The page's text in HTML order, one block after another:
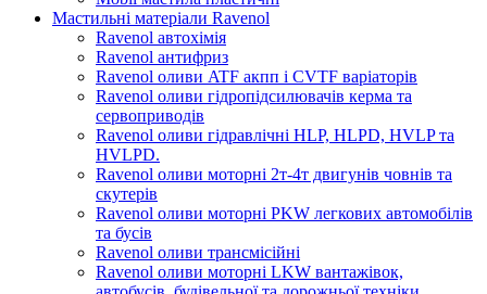
Мастильні матеріали Ravenol
Ravenol автохімія
Ravenol антифриз
Ravenol оливи ATF акпп і CVTF варіаторів
Ravenol оливи гідропідсилювачів керма та
сервоприводів
Ravenol оливи гідравлічні HLP, HLPD, HVLP та
HVLPD.
Ravenol оливи моторні 2т-4т двигунів човнів та
скутерів
Ravenol оливи моторні PKW легкових автомобілів
та бусів
Ravenol оливи трансмісійні
Ravenol оливи моторні LKW вантажівок,